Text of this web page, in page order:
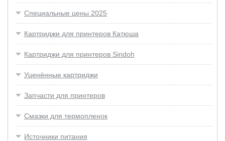
Специальные цены 2025
Картриджи для принтеров Катюша
Картриджи для принтеров Sindoh
Уценённые картриджи
Запчасти для принтеров
Смазки для термопленок
Источники питания